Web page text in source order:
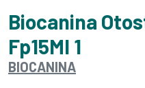
Biocanina
Fp15Ml 1
BIOCANINA